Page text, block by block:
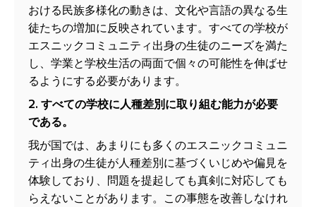
おける民族多様化の動きは、文化や言語の異なる生
徒たちの増加に反映されています。すべての学校が
エスニックコミュニティ出身の生徒のニーズを満た
し、学業と学校生活の両面で個々の可能性を伸ばせ
るようにする必要があります。
2. すべての学校に人種差別に取り組む能力が必要
である。
我が国では、あまりにも多くのエスニックコミュニ
ティ出身の生徒が人種差別に基づくいじめや偏見を
体験しており、問題を提起しても真剣に対応しても
らえないことがあります。この事態を改善しなけれ